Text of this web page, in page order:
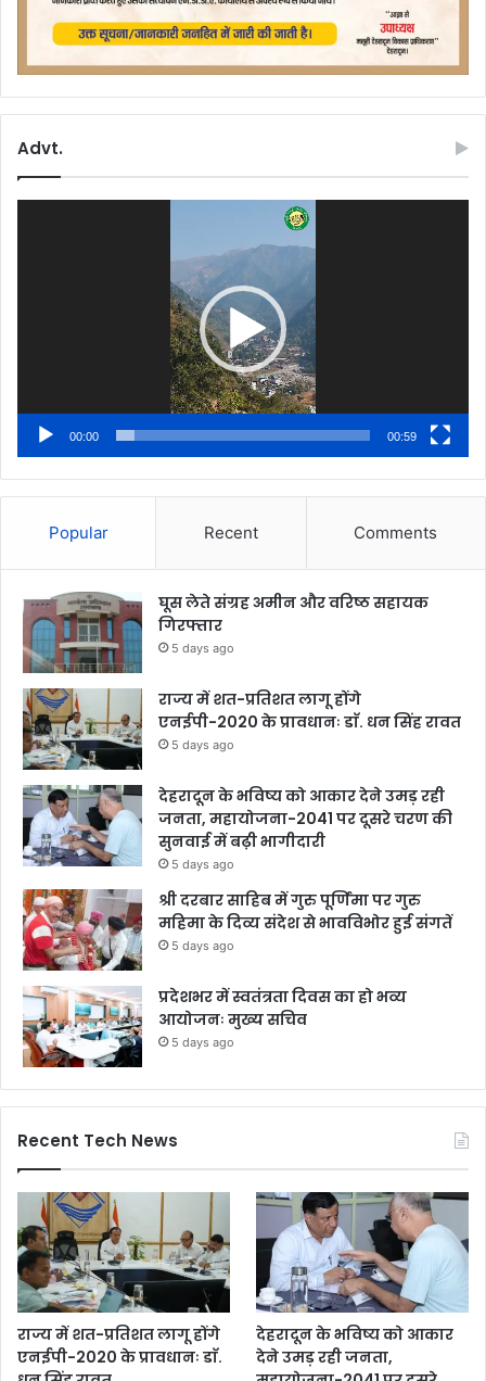
Advt.
00:00 00:59
Popular Recent Comments
घूस लेते संग्रह अमीन और वरिष्ठ सहायक
गिरफ्तार
5 days ago
राज्य में शत-प्रतिशत लागू होंगे
एनईपी-2020 के प्रावधानः डाॅ. धन सिंह रावत
5 days ago
देहरादून के भविष्य को आकार देने उमड़ रही
जनता, महायोजना-2041 पर दूसरे चरण की
सुनवाई में बढ़ी भागीदारी
5 days ago
श्री दरबार साहिब में गुरु पूर्णिमा पर गुरु
महिमा के दिव्य संदेश से भावविभोर हुई संगतें
5 days ago
प्रदेशभर में स्वतंत्रता दिवस का हो भव्य
आयोजनः मुख्य सचिव
5 days ago
Recent Tech News
राज्य में शत-प्रतिशत लागू होंगे
एनईपी-2020 के प्रावधानः डाॅ.
देहरादून के भविष्य को आकार
देने उमड़ रही जनता,